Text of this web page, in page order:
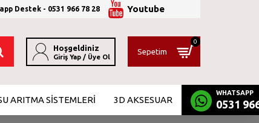
Destek - 0531 966 78 28 Youtube
Hoşgeldiniz
Giriş Yap / Üye Ol
0
Sepetim
ARITMA SİSTEMLERİ 3D AKSESUAR
WHATSAPP
0531